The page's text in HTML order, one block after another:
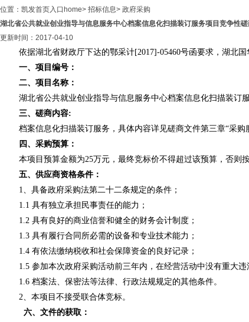
位置： 凯发首页入口home> 招标信息> 政府采购
湖北省公共就业创业指导与信息服务中心档案信息化扫描装订服务项目竞争性
更新时间：2017-04-10
依据湖北省财政厅下达的鄂采计[2017]-05460号函要求， 湖北国
一、项目编号：
二、项目名称：
湖北省公共就业创业指导与信息服务中心档案信息化扫描装订
三、磋商内容:
档案信息化扫描装订服务 ，具体内容详见磋商文件第三章“采购
四、采购预算：
本项目预算金额为25万元，最终竞标价不得超过该预算，否则
五、供应商资格条件：
1、具备政府采购法第二十二条规定的条件；
1.1 具有独立承担民事责任的能力；
1.2 具有良好的商业信誉和健全的财务会计制度；
1.3 具有履行合同所必需的设备和专业技术能力；
1.4 有依法缴纳税收和社会保障资金的良好记录；
1.5 参加本次政府采购活动前三年内，在经营活动中没有重大违
1.6 档案法、保密法等法律、行政法规规定的其他条件。
2、本项目不接受联合体竞标。
六、文件的获取：